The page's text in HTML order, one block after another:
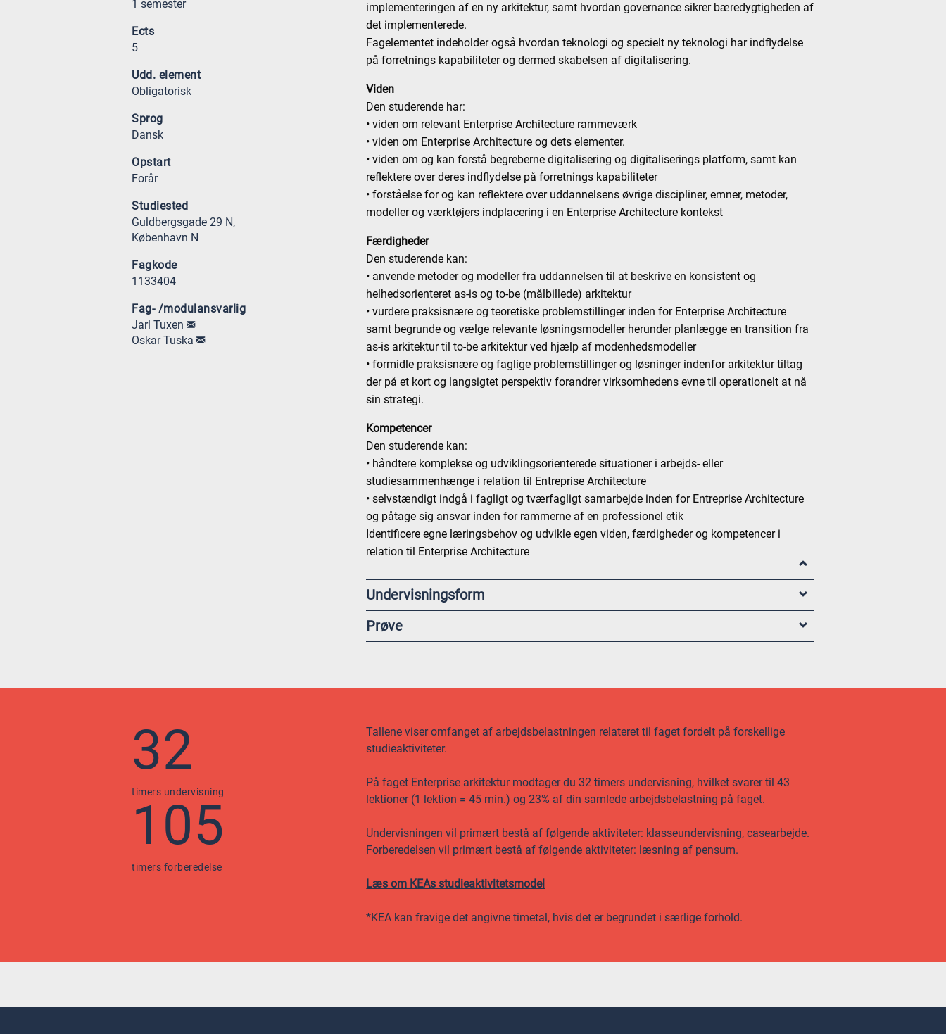
1 semester
Ects
5
Udd. element
Obligatorisk
Sprog
Dansk
Opstart
Forår
Studiested
Guldbergsgade 29 N,
København N
Fagkode
1133404
Fag- /modulansvarlig
Jarl Tuxen
Oskar Tuska
implementeringen af en ny arkitektur, samt hvordan governance sikrer bæredygtigheden af
det implementerede.
Fagelementet indeholder også hvordan teknologi og specielt ny teknologi har indflydelse
på forretnings kapabiliteter og dermed skabelsen af digitalisering.
Viden
Den studerende har:
• viden om relevant Enterprise Architecture rammeværk
• viden om Enterprise Architecture og dets elementer.
• viden om og kan forstå begreberne digitalisering og digitaliserings platform, samt kan
reflektere over deres indflydelse på forretnings kapabiliteter
• forståelse for og kan reflektere over uddannelsens øvrige discipliner, emner, metoder,
modeller og værktøjers indplacering i en Enterprise Architecture kontekst
Færdigheder
Den studerende kan:
• anvende metoder og modeller fra uddannelsen til at beskrive en konsistent og
helhedsorienteret as-is og to-be (målbillede) arkitektur
• vurdere praksisnære og teoretiske problemstillinger inden for Enterprise Architecture
samt begrunde og vælge relevante løsningsmodeller herunder planlægge en transition fra
as-is arkitektur til to-be arkitektur ved hjælp af modenhedsmodeller
• formidle praksisnære og faglige problemstillinger og løsninger indenfor arkitektur tiltag
der på et kort og langsigtet perspektiv forandrer virksomhedens evne til operationelt at nå
sin strategi.
Kompetencer
Den studerende kan:
• håndtere komplekse og udviklingsorienterede situationer i arbejds- eller
studiesammenhænge i relation til Entreprise Architecture
• selvstændigt indgå i fagligt og tværfagligt samarbejde inden for Entreprise Architecture
og påtage sig ansvar inden for rammerne af en professionel etik
Identificere egne læringsbehov og udvikle egen viden, færdigheder og kompetencer i
relation til Enterprise Architecture
Undervisningsform
Prøve
32
timers undervisning
105
timers forberedelse
Tallene viser omfanget af arbejdsbelastningen relateret til faget fordelt på forskellige
studieaktiviteter.
På faget Enterprise arkitektur modtager du 32 timers undervisning, hvilket svarer til 43
lektioner (1 lektion = 45 min.) og 23% af din samlede arbejdsbelastning på faget.
Undervisningen vil primært bestå af følgende aktiviteter: klasseundervisning, casearbejde.
Forberedelsen vil primært bestå af følgende aktiviteter: læsning af pensum.
Læs om KEAs studieaktivitetsmodel
*KEA kan fravige det angivne timetal, hvis det er begrundet i særlige forhold.